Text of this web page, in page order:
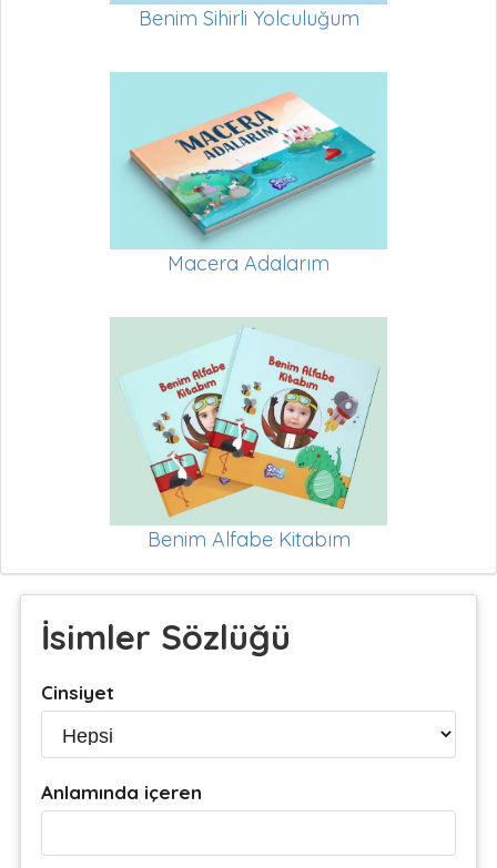
Benim Sihirli Yolculuğum
Macera Adalarım
Benim Alfabe Kitabım
İsimler Sözlüğü
Cinsiyet
Anlamında içeren